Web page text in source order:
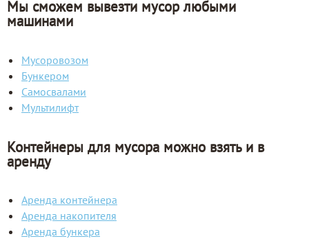
Мы сможем вывезти мусор любыми
машинами
Мусоровозом
Бункером
Самосвалами
Мультилифт
Контейнеры для мусора можно взять и в
аренду
Аренда контейнера
Аренда накопителя
Аренда бункера